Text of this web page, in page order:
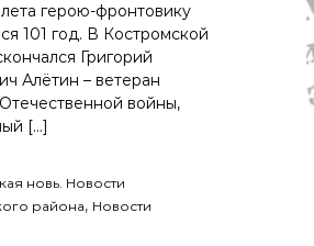
с
т
р
о
м
й
б
герою-фронтовику
101 год. В Костромской
Григорий
Алётин – ветеран
войны,
[…]
новь. Новости
района, Новости